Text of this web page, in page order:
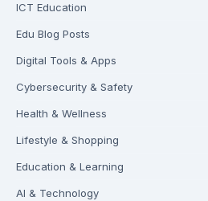
ICT Education
Edu Blog Posts
Digital Tools & Apps
Cybersecurity & Safety
Health & Wellness
Lifestyle & Shopping
Education & Learning
AI & Technology